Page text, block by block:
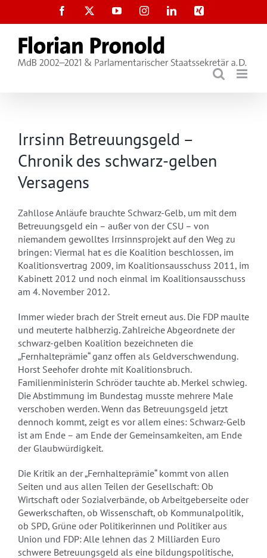
Facebook YouTubeInstagramLinkedInXing
Irrsinn Betreuungsgeld –
Chronik des schwarz-gelben
Versagens
Zahllose Anläufe brauchte Schwarz-Gelb, um mit dem
Betreuungsgeld ein – außer von der CSU – von
niemandem gewolltes Irrsinnsprojekt auf den Weg zu
bringen: Viermal hat es die Koalition beschlossen, im
Koalitionsvertrag 2009, im Koalitionsausschuss 2011, im
Kabinett 2012 und noch einmal im Koalitionsausschuss
am 4. November 2012.
Immer wieder brach der Streit erneut aus. Die FDP maulte
und meuterte halbherzig. Zahlreiche Abgeordnete der
schwarz-gelben Koalition bezeichneten die
„Fernhalteprämie“ ganz offen als Geldverschwendung.
Horst Seehofer drohte mit Koalitionsbruch.
Familienministerin Schröder tauchte ab. Merkel schwieg.
Die Abstimmung im Bundestag musste mehrere Male
verschoben werden. Wenn das Betreuungsgeld jetzt
dennoch kommt, zeigt es vor allem eines: Schwarz-Gelb
ist am Ende – am Ende der Gemeinsamkeiten, am Ende
der Glaubwürdigkeit.
Die Kritik an der „Fernhalteprämie“ kommt von allen
Seiten und aus allen Teilen der Gesellschaft: Ob
Wirtschaft oder Sozialverbände, ob Arbeitgeberseite oder
Gewerkschaften, ob Wissenschaft, ob Kommunalpolitik,
ob SPD, Grüne oder Politikerinnen und Politiker aus
Union und FDP: Alle lehnen das 2 Milliarden Euro
schwere Betreuungsgeld als eine bildungspolitische,